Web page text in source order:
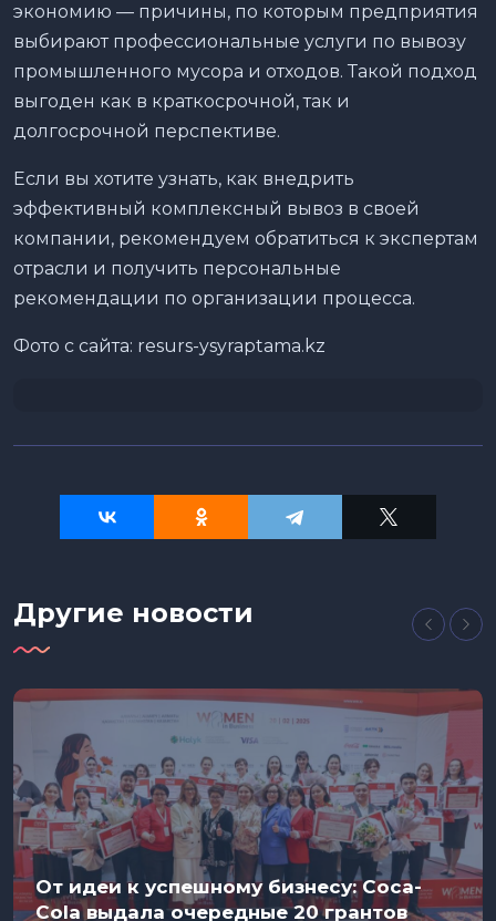
экономию — причины, по которым предприятия
выбирают профессиональные услуги по вывозу
промышленного мусора и отходов. Такой подход
выгоден как в краткосрочной, так и
долгосрочной перспективе.
Если вы хотите узнать, как внедрить
эффективный комплексный вывоз в своей
компании, рекомендуем обратиться к экспертам
отрасли и получить персональные
рекомендации по организации процесса.
Фото с сайта: resurs-ysyraptama.kz
Другие новости
От идеи к успешному бизнесу: Coca-
Cola выдала очередные 20 грантов